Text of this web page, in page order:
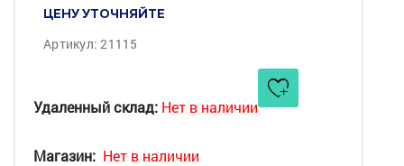
ЦЕНУ УТОЧНЯЙТЕ
Артикул: 21115
Удаленный склад: Нет в наличии
Магазин: Нет в наличии